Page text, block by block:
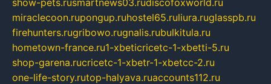
miraclecoon.rupongup.ruhostel65.ruliura.ruglasspb.ru
firehunters.rugribowo.rugnalis.rubulkitula.ru
hometown-france.ru1-xbeticricetc-1-xbetti-5.ru
shop-garena.rucricetc-1-xbetr-1-xbetcc-2.ru
one-life-story.rutop-halyava.ruaccounts112.ru